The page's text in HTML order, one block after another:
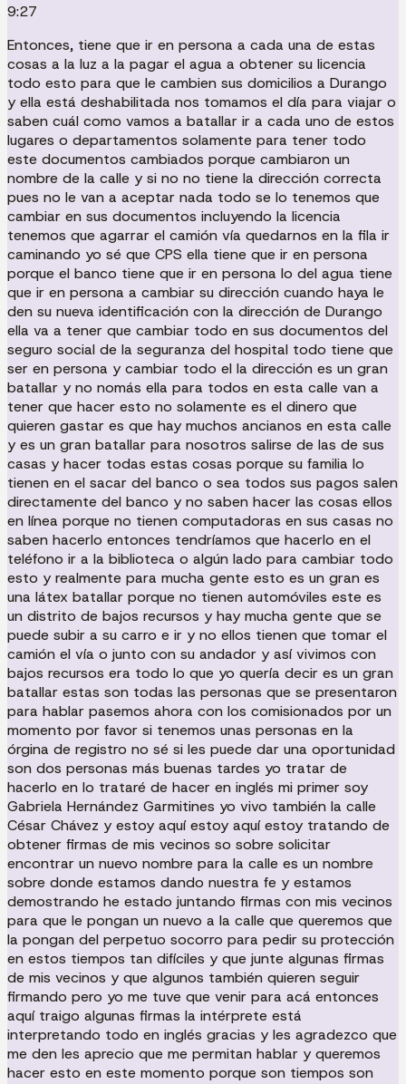
9:27
Entonces, tiene que ir en persona a cada una de estas
cosas a la luz a la pagar el agua a obtener su licencia
todo esto para que le cambien sus domicilios a Durango
y ella está deshabilitada nos tomamos el día para viajar o
saben cuál como vamos a batallar ir a cada uno de estos
lugares o departamentos solamente para tener todo
este documentos cambiados porque cambiaron un
nombre de la calle y si no no tiene la dirección correcta
pues no le van a aceptar nada todo se lo tenemos que
cambiar en sus documentos incluyendo la licencia
tenemos que agarrar el camión vía quedarnos en la fila ir
caminando yo sé que CPS ella tiene que ir en persona
porque el banco tiene que ir en persona lo del agua tiene
que ir en persona a cambiar su dirección cuando haya le
den su nueva identificación con la dirección de Durango
ella va a tener que cambiar todo en sus documentos del
seguro social de la seguranza del hospital todo tiene que
ser en persona y cambiar todo el la dirección es un gran
batallar y no nomás ella para todos en esta calle van a
tener que hacer esto no solamente es el dinero que
quieren gastar es que hay muchos ancianos en esta calle
y es un gran batallar para nosotros salirse de las de sus
casas y hacer todas estas cosas porque su familia lo
tienen en el sacar del banco o sea todos sus pagos salen
directamente del banco y no saben hacer las cosas ellos
en línea porque no tienen computadoras en sus casas no
saben hacerlo entonces tendríamos que hacerlo en el
teléfono ir a la biblioteca o algún lado para cambiar todo
esto y realmente para mucha gente esto es un gran es
una látex batallar porque no tienen automóviles este es
un distrito de bajos recursos y hay mucha gente que se
puede subir a su carro e ir y no ellos tienen que tomar el
camión el vía o junto con su andador y así vivimos con
bajos recursos era todo lo que yo quería decir es un gran
batallar estas son todas las personas que se presentaron
para hablar pasemos ahora con los comisionados por un
momento por favor si tenemos unas personas en la
órgina de registro no sé si les puede dar una oportunidad
son dos personas más buenas tardes yo tratar de
hacerlo en lo trataré de hacer en inglés mi primer soy
Gabriela Hernández Garmitines yo vivo también la calle
César Chávez y estoy aquí estoy aquí estoy tratando de
obtener firmas de mis vecinos so sobre solicitar
encontrar un nuevo nombre para la calle es un nombre
sobre donde estamos dando nuestra fe y estamos
demostrando he estado juntando firmas con mis vecinos
para que le pongan un nuevo a la calle que queremos que
la pongan del perpetuo socorro para pedir su protección
en estos tiempos tan difíciles y que junte algunas firmas
de mis vecinos y que algunos también quieren seguir
firmando pero yo me tuve que venir para acá entonces
aquí traigo algunas firmas la intérprete está
interpretando todo en inglés gracias y les agradezco que
me den les aprecio que me permitan hablar y queremos
hacer esto en este momento porque son tiempos son